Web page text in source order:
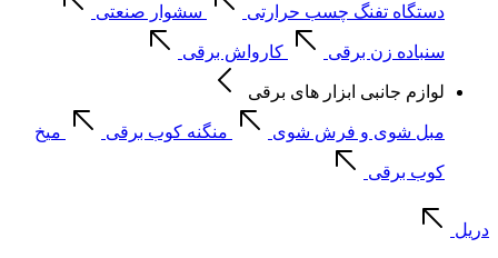
دستگاه تفنگ چسب حرارتی سشوار صنعتی
سنباده زن برقی کارواش برقی
لوازم جانبی ابزار های برقی
مبل شوی و فرش شوی منگنه کوب برقی میخ
کوب برقی
دریل